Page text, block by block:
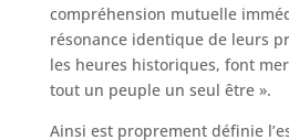
compréhension mutuelle
résonance identique de leurs
les heures historiques, font
tout un peuple un seul être ».
Ainsi est proprement définie